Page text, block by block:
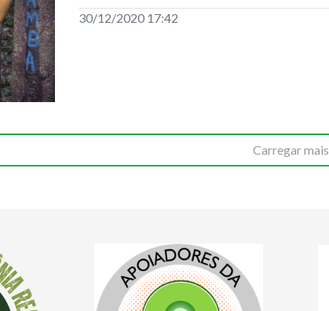
30/12/2020 17:42
Carregar mais